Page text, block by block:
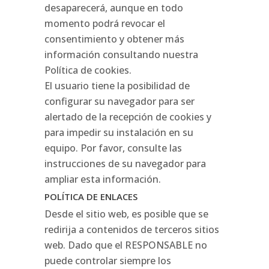
desaparecerá, aunque en todo
momento podrá revocar el
consentimiento y obtener más
información consultando nuestra
Política de cookies.
El usuario tiene la posibilidad de
configurar su navegador para ser
alertado de la recepción de cookies y
para impedir su instalación en su
equipo. Por favor, consulte las
instrucciones de su navegador para
ampliar esta información.
POLÍTICA DE ENLACES
Desde el sitio web, es posible que se
redirija a contenidos de terceros sitios
web. Dado que el RESPONSABLE no
puede controlar siempre los